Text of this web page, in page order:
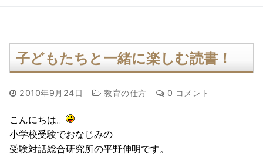
子どもたちと一緒に楽しむ読書！
2010年9月24日 教育の仕方 0 コメント
こんにちは。
小学校受験でおなじみの
受験対話総合研究所の平野伸明です。